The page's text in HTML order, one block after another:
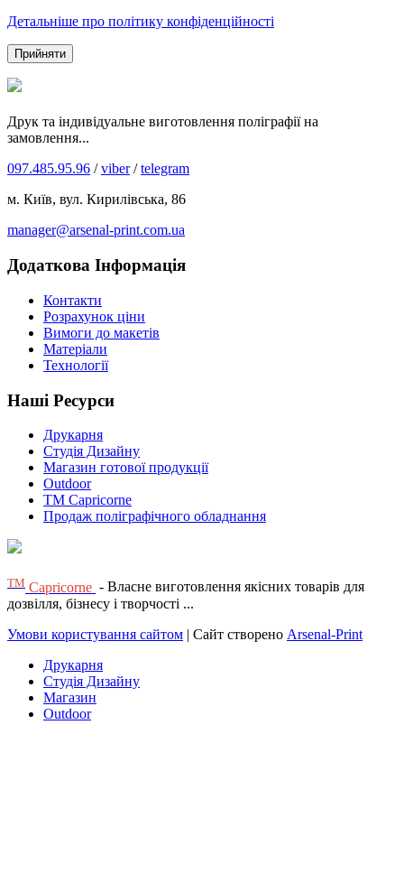
Детальніше про політику конфіденційності
Прийняти
Друк та індивідуальне виготовлення поліграфії на
замовлення...
097.485.95.96 /viber/telegram
м. Київ, вул. Кирилівська, 86
manager@arsenal-print.com.ua
Додаткова Інформація
Контакти
Розрахунок ціни
Вимоги до макетів
Матеріали
Технології
Наші Ресурси
Друкарня
Студія Дизайну
Магазин готової продукції
Outdoor
TM Capricorne
Продаж поліграфічного обладнання
ТМ Capricorne - Власне виготовлення якісних товарів для
дозвілля, бізнесу і творчості ...
Умови користування сайтом | Сайт створено Arsenal-Print
Друкарня
Студія Дизайну
Магазин
Outdoor